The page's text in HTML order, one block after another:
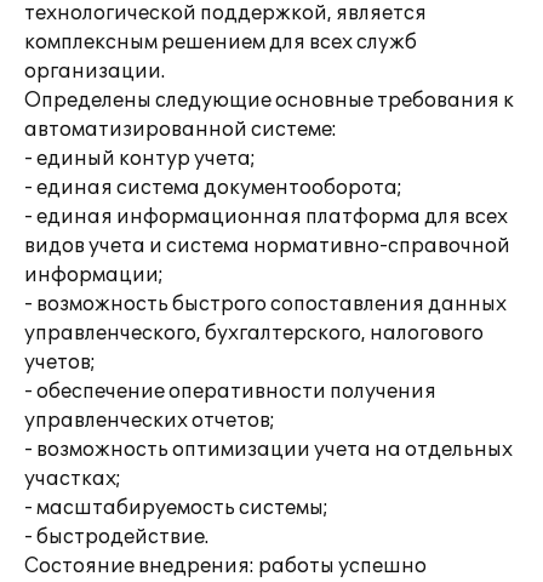
технологической поддержкой, является
комплексным решением для всех служб
организации.
Определены следующие основные требования к
автоматизированной системе:
- единый контур учета;
- единая система документооборота;
- единая информационная платформа для всех
видов учета и система нормативно-справочной
информации;
- возможность быстрого сопоставления данных
управленческого, бухгалтерского, налогового
учетов;
- обеспечение оперативности получения
управленческих отчетов;
- возможность оптимизации учета на отдельных
участках;
- масштабируемость системы;
- быстродействие.
Состояние внедрения: работы успешно